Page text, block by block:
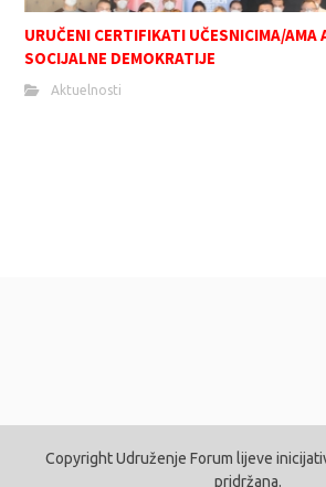
URUČENI CERTIFIKATI UČESNICIMA/AMA
SOCIJALNE DEMOKRATIJE
Aktuelnosti
Copyright Udruženje Forum lijeve
pridržana.